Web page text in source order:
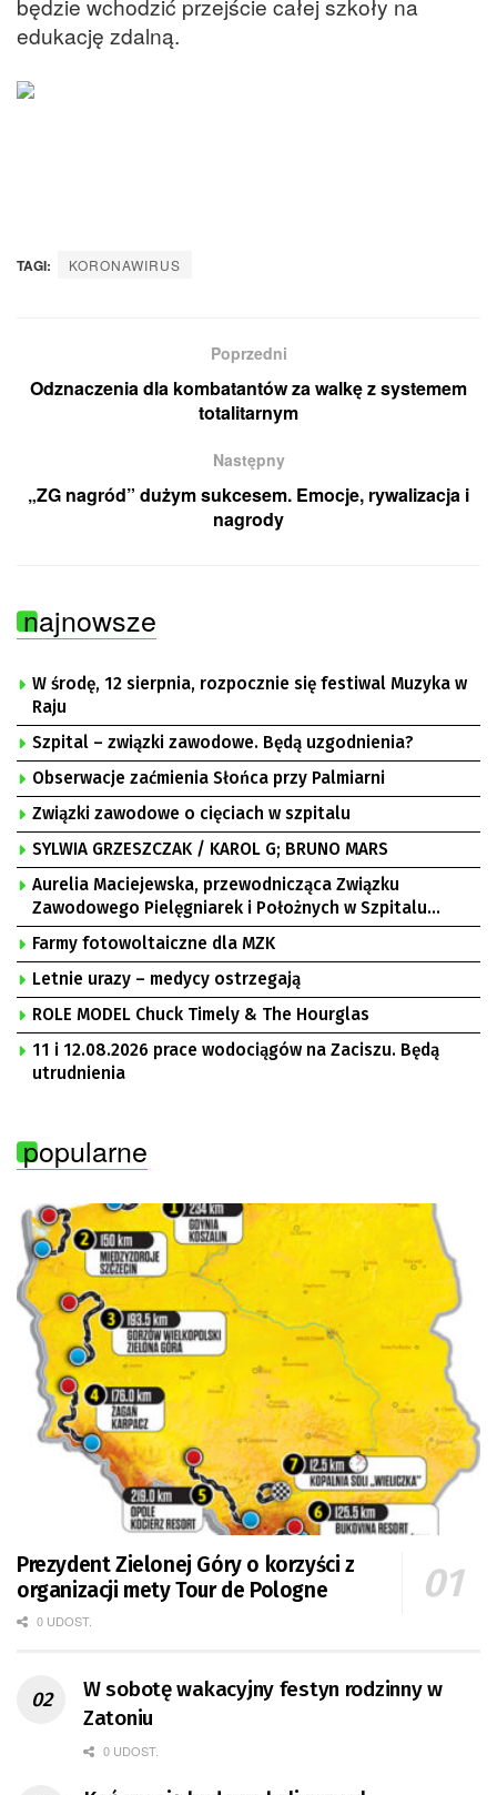
będzie wchodzić przejście całej szkoły na
edukację zdalną.
TAGI: KORONAWIRUS
Poprzedni
Odznaczenia dla kombatantów za walkę z systemem
totalitarnym
Następny
„ZG nagród” dużym sukcesem. Emocje, rywalizacja i
nagrody
najnowsze
W środę, 12 sierpnia, rozpocznie się festiwal Muzyka w
Raju
Szpital – związki zawodowe. Będą uzgodnienia?
Obserwacje zaćmienia Słońca przy Palmiarni
Związki zawodowe o cięciach w szpitalu
SYLWIA GRZESZCZAK / KAROL G; BRUNO MARS
Aurelia Maciejewska, przewodnicząca Związku
Zawodowego Pielęgniarek i Położnych w Szpitalu
Uniwersyteckim w Zielonej Górze, Bogusław
Motowidełko, przewodniczący Zarządu Regionu NSZZ
„Solidarność” Zielona Góra
Farmy fotowoltaiczne dla MZK
Letnie urazy – medycy ostrzegają
ROLE MODEL Chuck Timely & The Hourglas
11 i 12.08.2026 prace wodociągów na Zaciszu. Będą
utrudnienia
popularne
Prezydent Zielonej Góry o korzyści z
organizacji mety Tour de Pologne
0 UDOST.
W sobotę wakacyjny festyn rodzinny w
Zatoniu
0 UDOST.